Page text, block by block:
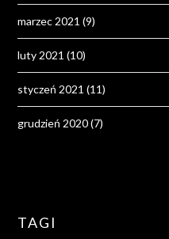
marzec 2021 (9)
luty 2021 (10)
styczeń 2021 (11)
grudzień 2020(7)
TAGI